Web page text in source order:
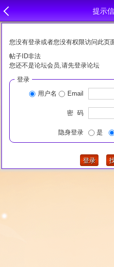
提示
您没有登录或者您没有权限访问此页
帖子ID非法
您还不是论坛会员,请先登录论坛
登录
用户名
Email
密 码
隐身登录 是